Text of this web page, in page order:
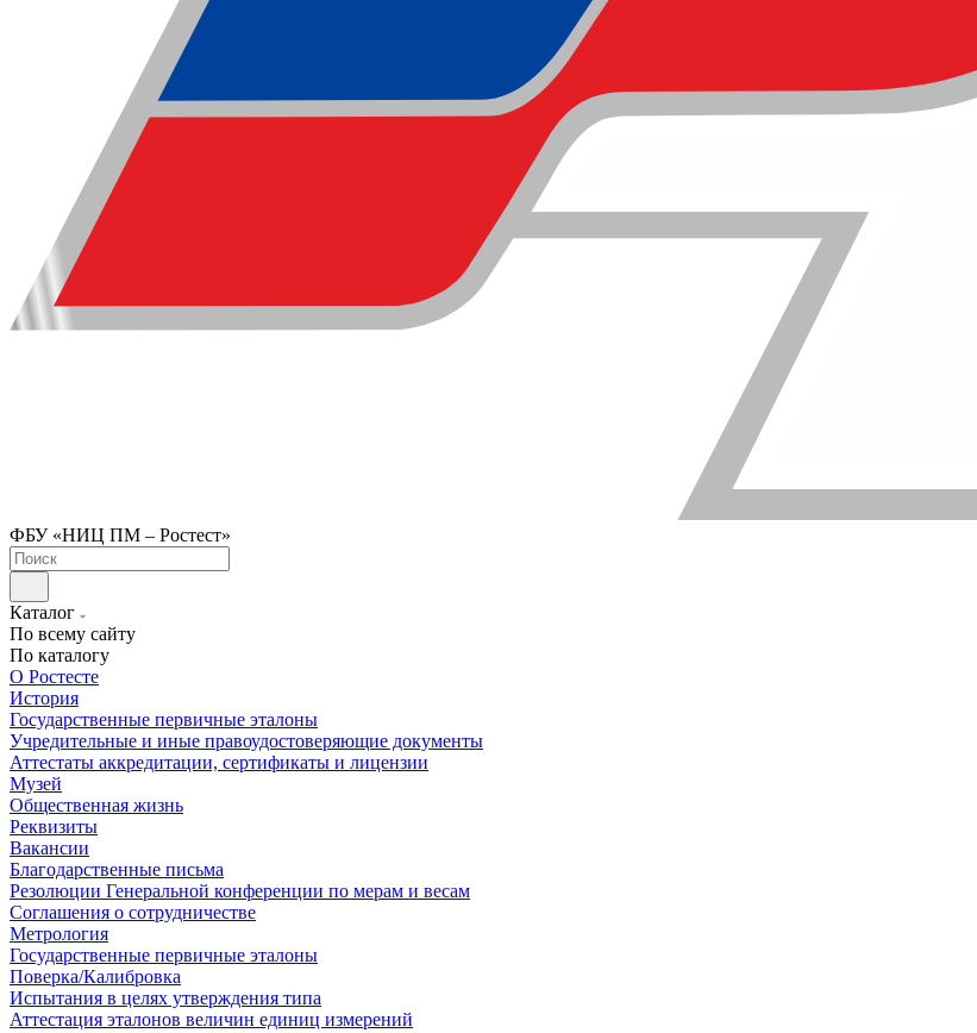
ФБУ «НИЦ ПМ – Ростест»
Каталог
По всему сайту
По каталогу
О Ростесте
История
Государственные первичные эталоны
Учредительные и иные правоудостоверяющие документы
Аттестаты аккредитации, сертификаты и лицензии
Музей
Общественная жизнь
Реквизиты
Вакансии
Благодарственные письма
Резолюции Генеральной конференции по мерам и весам
Соглашения о сотрудничестве
Метрология
Государственные первичные эталоны
Поверка/Калибровка
Испытания в целях утверждения типа
Аттестация эталонов величин единиц измерений